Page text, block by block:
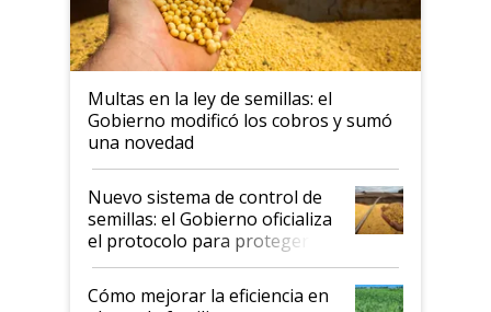
Multas en la ley de semillas: el
Gobierno modificó los cobros y sumó
una novedad
Nuevo sistema de control de
semillas: el Gobierno oficializa
el protocolo para proteger la
propiedad intelectual
Cómo mejorar la eficiencia en